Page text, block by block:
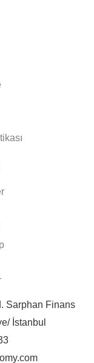
Sarphan Finans
İstanbul